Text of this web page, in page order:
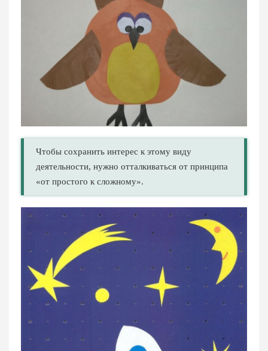
Чтобы сохранить интерес к этому виду
деятельности, нужно отталкиваться от принципа
«от простого к сложному».